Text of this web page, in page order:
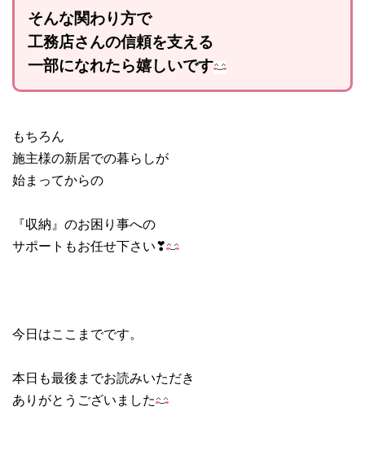
そんな関わり方で
工務店さんの信頼を支える
一部になれたら嬉しいです
もちろん
施主様の新居での暮らしが
始まってからの
『収納』のお困り事への
サポートもお任せ下さい❣
今日はここまでです。
本日も最後までお読みいただき
ありがとうございました